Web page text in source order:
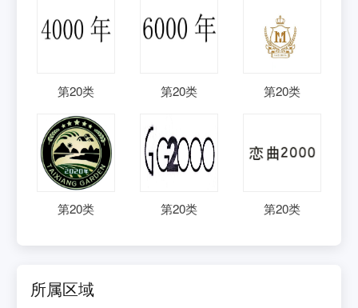
第20类 第20类 第20类
第20类 第20类 第20类
所属区域